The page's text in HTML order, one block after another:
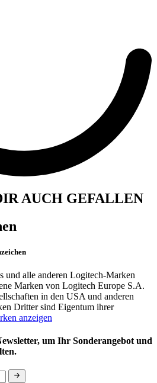
AUCH GEFALLEN
und alle anderen Logitech-Marken
Marken von Logitech Europe S.A.
in den USA und anderen
Dritter sind Eigentum ihrer
anzeigen
um Ihr Sonderangebot und